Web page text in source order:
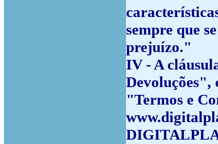
sempre que
prejuízo."
IV - A
Devoluções",
"Termos e